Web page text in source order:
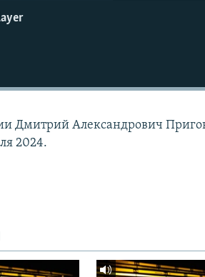
Дмитрий Александрович
2024.